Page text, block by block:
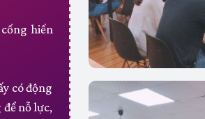
hiến
có động
nỗ lực,